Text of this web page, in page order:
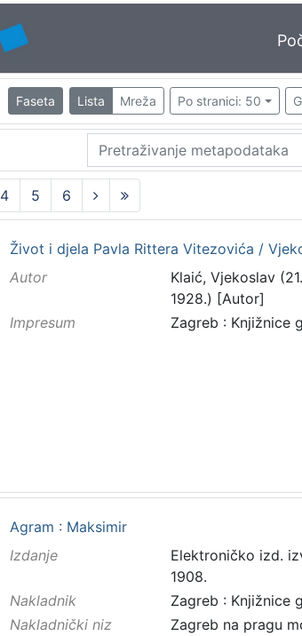
Faseta Lista Mreža Po stranici: 50
4 5
6
Život i djela Pavla Rittera Vitezovića /
Autor
Klaić, Vjekoslav
1928.) [Autor]
Impresum
Zagreb : Knjižnice
Agram : Maksimir
Izdanje
Elektroničko izd.
1908.
Nakladnik
Zagreb : Knjižnice
Nakladnički niz
Zagreb na pragu